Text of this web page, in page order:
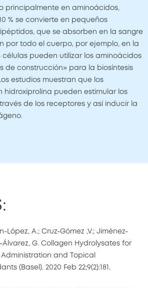
principalmente en aminoácidos,
% se convierte en pequeños
que se absorben en la sangre
por todo el cuerpo, por ejemplo, en la
células pueden utilizar los aminoácidos
de construcción» para la biosíntesis
estudios muestran que los
hidroxiprolina pueden estimular los
de los receptores y así inducir la
López, A.; Cruz-Gómez ,V.; Jiménez-
Álvarez, G. Collagen Hydrolysates for
and Topical
(Basel). 2020 Feb 22;9(2):181.